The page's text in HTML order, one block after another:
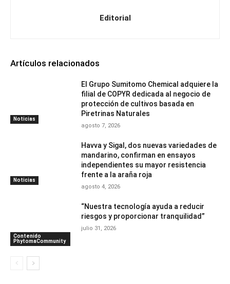
Editorial
Artículos relacionados
Noticias
El Grupo Sumitomo Chemical adquiere la
filial de COPYR dedicada al negocio de
protección de cultivos basada en
Piretrinas Naturales
agosto 7, 2026
Noticias
Havva y Sigal, dos nuevas variedades de
mandarino, confirman en ensayos
independientes su mayor resistencia
frente a la araña roja
agosto 4, 2026
Contenido
PhytomaCommunity
“Nuestra tecnología ayuda a reducir
riesgos y proporcionar tranquilidad”
julio 31, 2026